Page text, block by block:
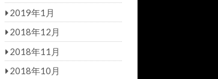
2019年1月
2018年12月
2018年11月
2018年10月